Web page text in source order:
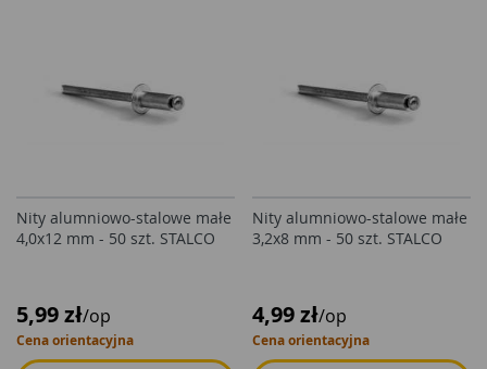
Nity alumniowo-stalowe małe
4,0x12 mm - 50 szt. STALCO
5,99 zł/op
Cena orientacyjna
Nity alumniowo-stalowe małe
3,2x8 mm - 50 szt. STALCO
4,99 zł/op
Cena orientacyjna